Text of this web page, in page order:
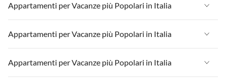
Appartamenti per Vacanze più Popolari in Italia
Appartamenti per Vacanze in Italia
Appartamenti per Vacanze in Liguria
Appartamenti per Vacanze in Lombardia
Appartamenti per Vacanze più Popolari in Italia
Appartamenti per Vacanze in Italia
Appartamenti per Vacanze più Popolari in Italia